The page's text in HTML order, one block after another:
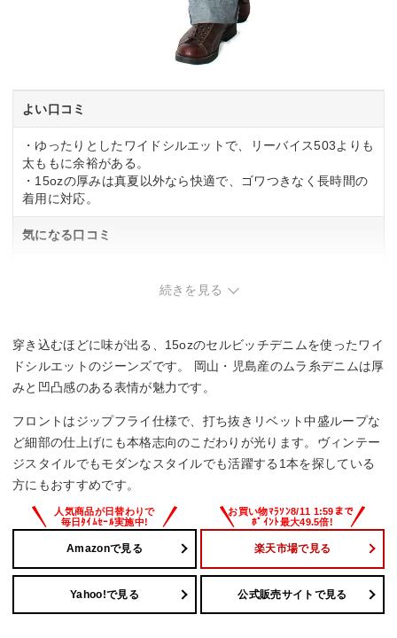
よい口コミ
・ゆったりとしたワイドシルエットで、リーバイス503よりも
太ももに余裕がある。
・15ozの厚みは真夏以外なら快適で、ゴワつきなく長時間の
着用に対応。
気になる口コミ
続きを見る
穿き込むほどに味が出る、15ozのセルビッチデニムを使ったワイ
ドシルエットのジーンズです。 岡山・児島産のムラ糸デニムは厚
みと凹凸感のある表情が魅力です。
フロントはジップフライ仕様で、打ち抜きリベット中盛ループな
ど細部の仕上げにも本格志向のこだわりが光ります。ヴィンテー
ジスタイルでもモダンなスタイルでも活躍する1本を探している
方にもおすすめです。
Amazonで見る 楽天市場で見る
Yahoo!で見る 公式販売サイトで見る